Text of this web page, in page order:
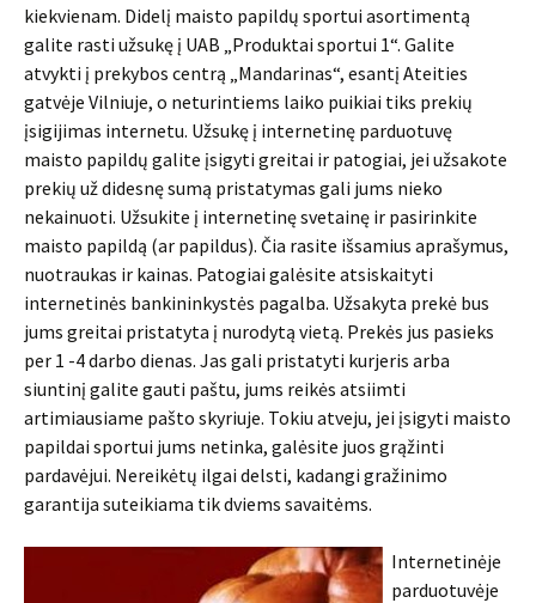
kiekvienam. Didelį maisto papildų sportui asortimentą
galite rasti užsukę į UAB „Produktai sportui 1“. Galite
atvykti į prekybos centrą „Mandarinas“, esantį Ateities
gatvėje Vilniuje, o neturintiems laiko puikiai tiks prekių
įsigijimas internetu. Užsukę į internetinę parduotuvę
maisto papildų galite įsigyti greitai ir patogiai, jei užsakote
prekių už didesnę sumą pristatymas gali jums nieko
nekainuoti. Užsukite į internetinę svetainę ir pasirinkite
maisto papildą (ar papildus). Čia rasite išsamius aprašymus,
nuotraukas ir kainas. Patogiai galėsite atsiskaityti
internetinės bankininkystės pagalba. Užsakyta prekė bus
jums greitai pristatyta į nurodytą vietą. Prekės jus pasieks
per 1 -4 darbo dienas. Jas gali pristatyti kurjeris arba
siuntinį galite gauti paštu, jums reikės atsiimti
artimiausiame pašto skyriuje. Tokiu atveju, jei įsigyti maisto
papildai sportui jums netinka, galėsite juos grąžinti
pardavėjui. Nereikėtų ilgai delsti, kadangi gražinimo
garantija suteikiama tik dviems savaitėms.
Internetinėje
parduotuvėje